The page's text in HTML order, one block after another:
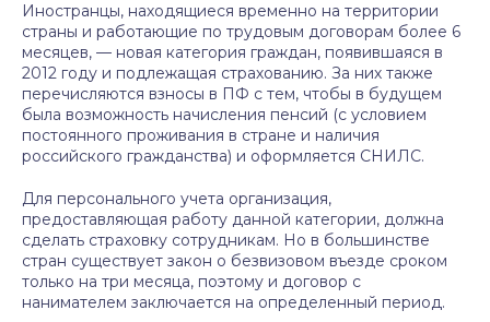
Иностранцы, находящиеся временно на территории
страны и работающие по трудовым договорам более 6
месяцев, — новая категория граждан, появившаяся в
2012 году и подлежащая страхованию. За них также
перечисляются взносы в ПФ с тем, чтобы в будущем
была возможность начисления пенсий (с условием
постоянного проживания в стране и наличия
российского гражданства) и оформляется СНИЛС.
Для персонального учета организация,
предоставляющая работу данной категории, должна
сделать страховку сотрудникам. Но в большинстве
стран существует закон о безвизовом въезде сроком
только на три месяца, поэтому и договор с
нанимателем заключается на определенный период.